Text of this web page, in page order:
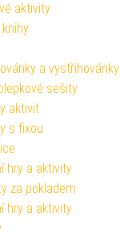
aktivity
a vystřihovánky
sešity
aktivit
s fixou
hry a aktivity
za pokladem
hry a aktivity